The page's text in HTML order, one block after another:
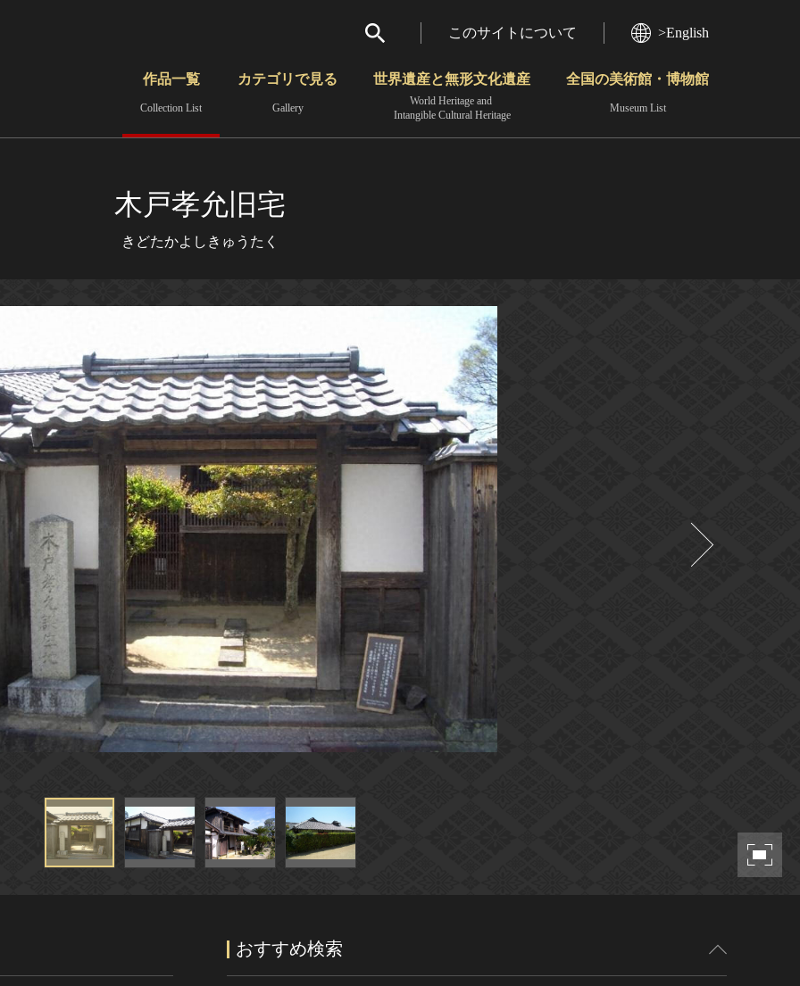
さらに詳細検索
このサイトについて >English
作品一覧
Collection List
カテゴリで見る
Gallery
世界遺産と無形文化遺産
World Heritage and
Intangible Cultural Heritage
全国の美術館・博物館
Museum List
木戸孝允旧宅
きどたかよしきゅうたく
おすすめ検索